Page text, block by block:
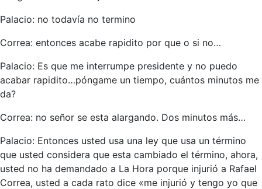
Palacio: no todavía no termino
Correa: entonces acabe rapidito por que o si no…
Palacio: Es que me interrumpe presidente y no puedo
acabar rapidito…póngame un tiempo, cuántos minutos me
da?
Correa: no señor se esta alargando. Dos minutos más…
Palacio: Entonces usted usa una ley que usa un término
que usted considera que esta cambiado el término, ahora,
usted no ha demandado a La Hora porque injurió a Rafael
Correa, usted a cada rato dice «me injurió y tengo yo que